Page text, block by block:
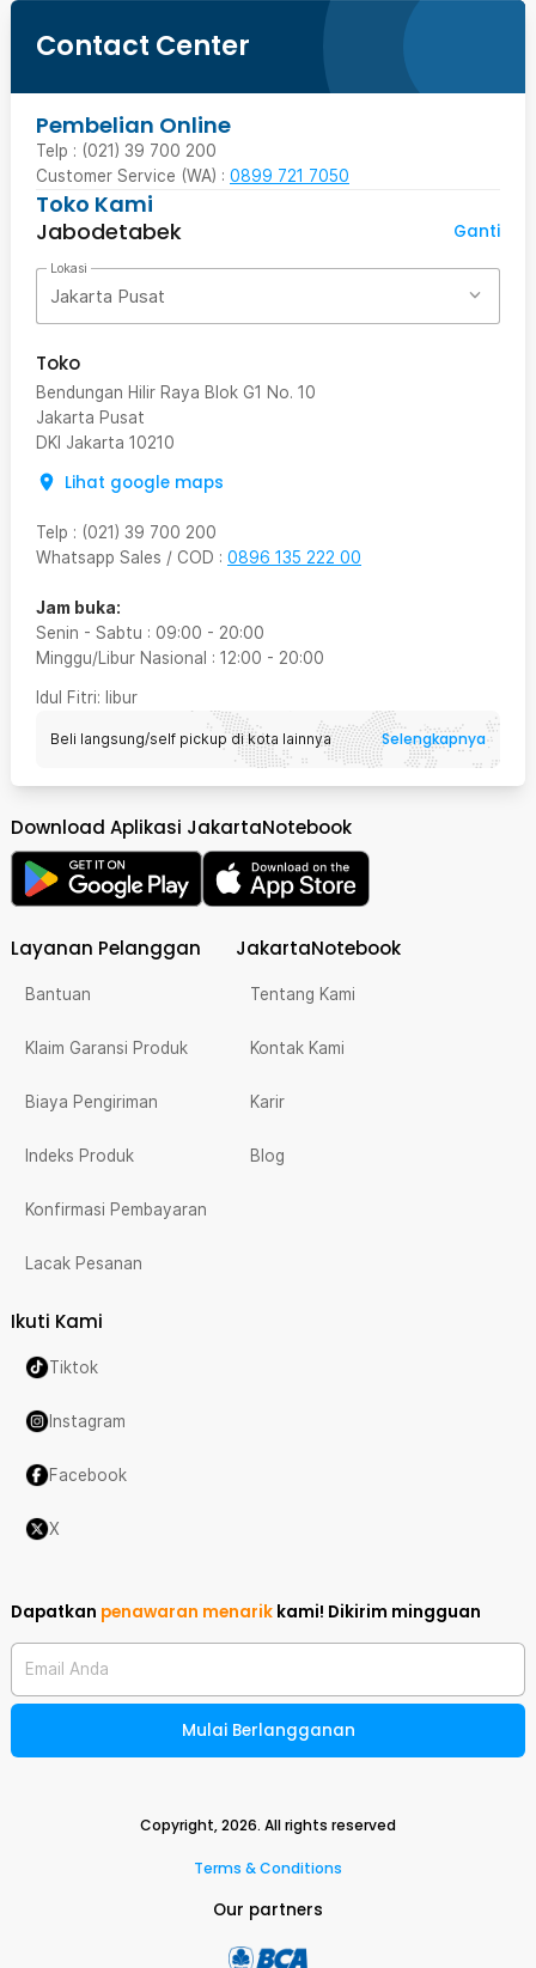
Contact Center
Pembelian Online
Telp : (021) 39 700 200
Customer Service (WA) : 0899 721 7050
Toko Kami
Jabodetabek
Ganti
Lokasi
Jakarta Pusat
Toko
Bendungan Hilir Raya Blok G1 No. 10
Jakarta Pusat
DKI Jakarta 10210
Lihat google maps
Telp : (021) 39 700 200
Whatsapp Sales / COD : 0896 135 222 00
Jam buka:
Senin - Sabtu : 09:00 - 20:00
Minggu/Libur Nasional : 12:00 - 20:00
Idul Fitri: libur
Beli langsung/self pickup di kota lainnya Selengkapnya
Download Aplikasi JakartaNotebook
Layanan Pelanggan
Bantuan
Klaim Garansi Produk
Biaya Pengiriman
Indeks Produk
Konfirmasi Pembayaran
Lacak Pesanan
JakartaNotebook
Tentang Kami
Kontak Kami
Karir
Blog
Ikuti Kami
Tiktok
Instagram
Facebook
X
Dapatkan penawaran menarik kami! Dikirim mingguan
Email Anda
Mulai Berlangganan
Copyright,2026. All rights reserved
Terms & Conditions
Our partners